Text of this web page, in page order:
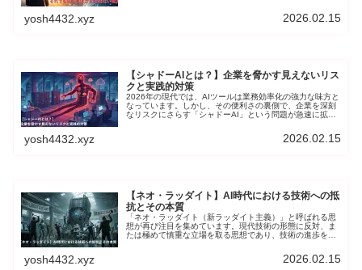
記事では、日本企業でのAI活用が遅れている原因を追究す
るとともに、それでもAIを活用せざるを得ない現実につい
yosh4432.xyz 2026.02.15
【シャドーAIとは？】企業を脅かす見えないリス
クと実践的対策
2026年の現代では、AIツールは業務効率化の強力な味方と
なっています。しかし、その便利さの裏側で、企業を深刻
なリスクにさらす「シャドーAI」という問題が急速に拡大
体的リスク、組織で取るべき対策を解説します。
yosh4432.xyz 2026.02.15
【ネオ・ラッダイト】AI時代における技術への抵
抗とその本質
「ネオ・ラッダイト（新ラッダイト主義）」と呼ばれる思
想が再び注目を集めています。現代技術の形態に反対、ま
たは極めて慎重な立場を取る思想であり、技術の進歩を無
を意味します。そこで本記事では、ネオ・ラッダイトの歴
史的背景を紐解き、現代における問題提起、日本社会への
yosh4432.xyz 2026.02.15